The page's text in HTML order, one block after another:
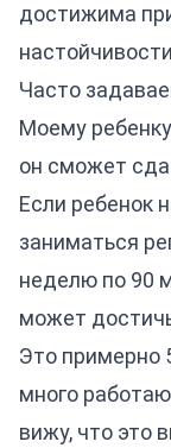
достижима
Часто
Моему
он сможет
Если ребенок
заниматься
неделю по 90
может
Это примерно
много
вижу, что это